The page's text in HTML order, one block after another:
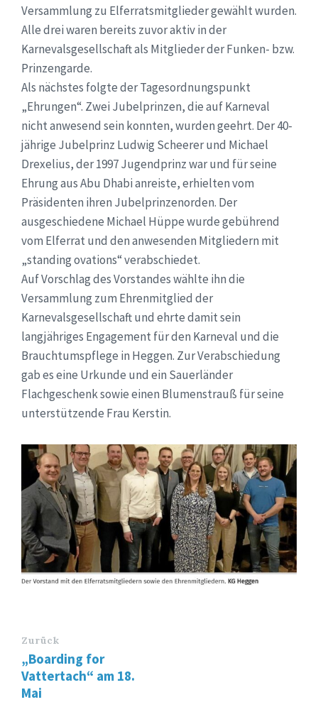
Versammlung zu Elferratsmitglieder gewählt wurden.
Alle drei waren bereits zuvor aktiv in der
Karnevalsgesellschaft als Mitglieder der Funken- bzw.
Prinzengarde.
Als nächstes folgte der Tagesordnungspunkt
„Ehrungen“. Zwei Jubelprinzen, die auf Karneval
nicht anwesend sein konnten, wurden geehrt. Der 40-
jährige Jubelprinz Ludwig Scheerer und Michael
Drexelius, der 1997 Jugendprinz war und für seine
Ehrung aus Abu Dhabi anreiste, erhielten vom
Präsidenten ihren Jubelprinzenorden. Der
ausgeschiedene Michael Hüppe wurde gebührend
vom Elferrat und den anwesenden Mitgliedern mit
„standing ovations“ verabschiedet.
Auf Vorschlag des Vorstandes wählte ihn die
Versammlung zum Ehrenmitglied der
Karnevalsgesellschaft und ehrte damit sein
langjähriges Engagement für den Karneval und die
Brauchtumspflege in Heggen. Zur Verabschiedung
gab es eine Urkunde und ein Sauerländer
Flachgeschenk sowie einen Blumenstrauß für seine
unterstützende Frau Kerstin.
Zurück
„Boarding for
Vattertach“ am 18.
Mai